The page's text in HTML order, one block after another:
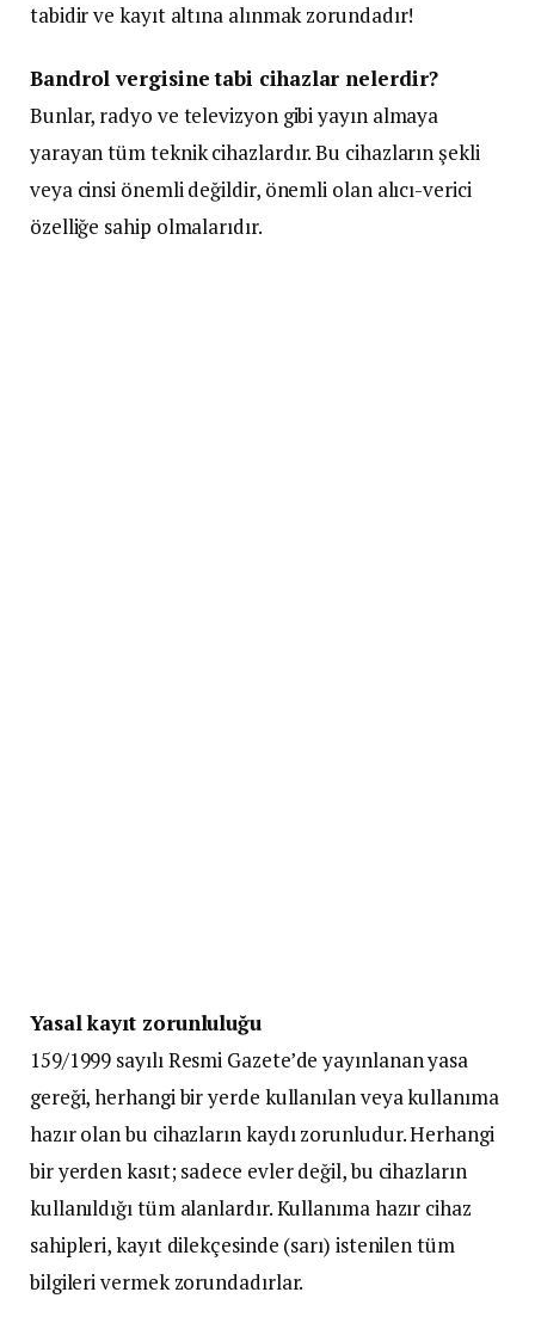
tabidir ve kayıt altına alınmak zorundadır!
Bandrol vergisine tabi cihazlar nelerdir?
Bunlar, radyo ve televizyon gibi yayın almaya
yarayan tüm teknik cihazlardır. Bu cihazların şekli
veya cinsi önemli değildir, önemli olan alıcı-verici
özelliğe sahip olmalarıdır.
Yasal kayıt zorunluluğu
159/1999 sayılı Resmi Gazete’de yayınlanan yasa
gereği, herhangi bir yerde kullanılan veya kullanıma
hazır olan bu cihazların kaydı zorunludur. Herhangi
bir yerden kasıt; sadece evler değil, bu cihazların
kullanıldığı tüm alanlardır. Kullanıma hazır cihaz
sahipleri, kayıt dilekçesinde (sarı) istenilen tüm
bilgileri vermek zorundadırlar.